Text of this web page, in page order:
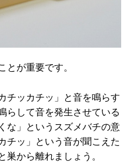
が重要です。
チッカチッ」と音を鳴らす
らして音を発生させている
な」というスズメバチの意
チッ」という音が聞こえた
から離れましょう。